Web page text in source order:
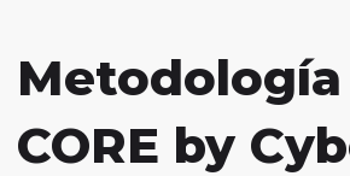
Metodología
CORE by